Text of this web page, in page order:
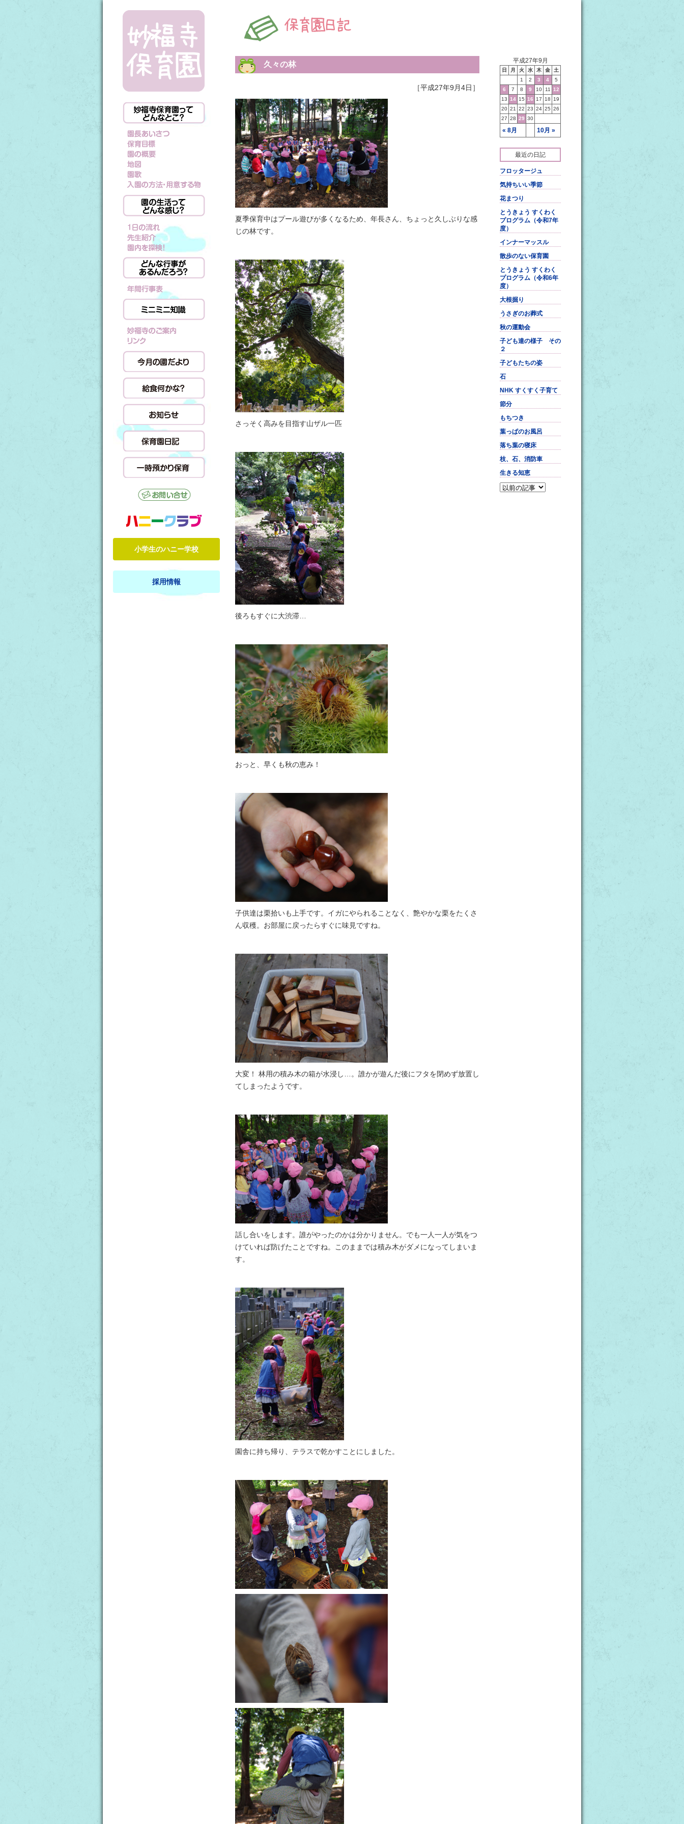
小学生のハニー学校
採用情報
久々の林
［平成27年9月4日］
夏季保育中はプール遊びが多くなるため、年長さん、ちょっと久しぶりな感
じの林です。
さっそく高みを目指す山ザル一匹
後ろもすぐに大渋滞…
おっと、早くも秋の恵み！
子供達は栗拾いも上手です。イガにやられることなく、艶やかな栗をたくさ
ん収穫。お部屋に戻ったらすぐに味見ですね。
大変！ 林用の積み木の箱が水浸し…。誰かが遊んだ後にフタを閉めず放置し
てしまったようです。
話し合いをします。誰がやったのかは分かりません。でも一人一人が気をつ
けていれば防げたことですね。このままでは積み木がダメになってしまいま
す。
園舎に持ち帰り、テラスで乾かすことにしました。
平成27年9月
日 月 火 水 木 金 土
« 8月 10月 »
1 2 3 4
5
6
7 8 9 10 11
12
13 14 15 16 17 18
19
20 21 22 23 24 25 26
27 28 29 30
最近の日記
フロッタージュ
気持ちいい季節
花まつり
とうきょう すくわく
プログラム（令和7年
度）
インナーマッスル
散歩のない保育園
とうきょう すくわく
プログラム（令和6年
度）
大根掘り
うさぎのお葬式
秋の運動会
子ども達の様子 その
２
子どもたちの姿
石
NHK すくすく子育て
節分
もちつき
葉っぱのお風呂
落ち葉の寝床
枝、石、消防車
生きる知恵